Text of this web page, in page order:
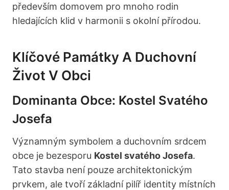
především domovem pro mnoho rodin
hledajících klid v harmonii s okolní přírodou.
Klíčové Památky A Duchovní
Život V Obci
Dominanta Obce: Kostel Svatého
Josefa
Významným symbolem a duchovním srdcem
obce je bezesporu Kostel svatého Josefa.
Tato stavba není pouze architektonickým
prvkem, ale tvoří základní pilíř identity místních